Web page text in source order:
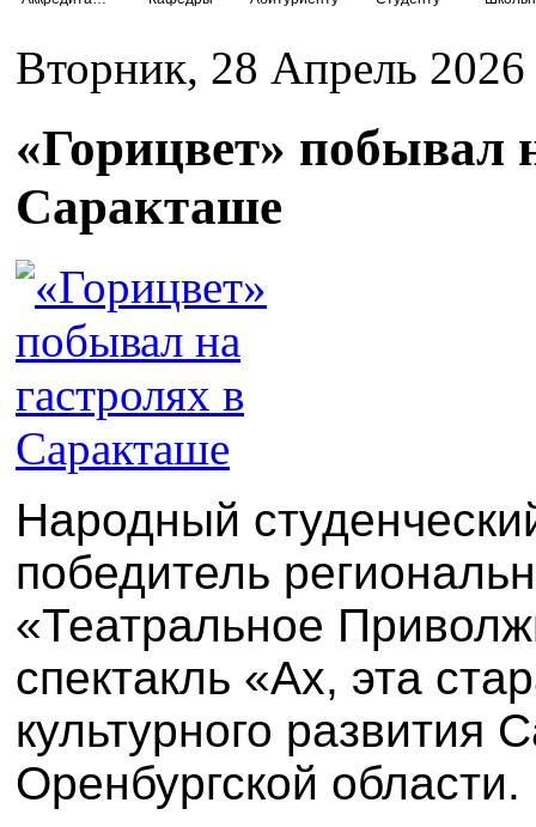
Вторник, 28 Апрель
«Горицвет» побывал
Саракташе
Народный
победитель
«Театральное
спектакль «Ах, эта
культурного развития
Оренбургской области.